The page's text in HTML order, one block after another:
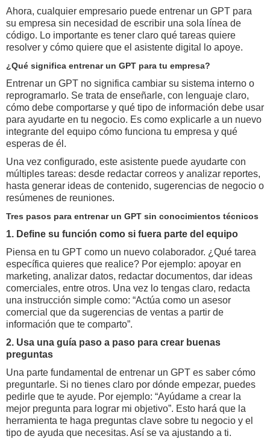
Ahora, cualquier empresario puede entrenar un GPT para
su empresa sin necesidad de escribir una sola línea de
código. Lo importante es tener claro qué tareas quiere
resolver y cómo quiere que el asistente digital lo apoye.
¿Qué significa entrenar un GPT para tu empresa?
Entrenar un GPT no significa cambiar su sistema interno o
reprogramarlo. Se trata de enseñarle, con lenguaje claro,
cómo debe comportarse y qué tipo de información debe usar
para ayudarte en tu negocio. Es como explicarle a un nuevo
integrante del equipo cómo funciona tu empresa y qué
esperas de él.
Una vez configurado, este asistente puede ayudarte con
múltiples tareas: desde redactar correos y analizar reportes,
hasta generar ideas de contenido, sugerencias de negocio o
resúmenes de reuniones.
Tres pasos para entrenar un GPT sin conocimientos técnicos
1. Define su función como si fuera parte del equipo
Piensa en tu GPT como un nuevo colaborador. ¿Qué tarea
específica quieres que realice? Por ejemplo: apoyar en
marketing, analizar datos, redactar documentos, dar ideas
comerciales, entre otros. Una vez lo tengas claro, redacta
una instrucción simple como: “Actúa como un asesor
comercial que da sugerencias de ventas a partir de
información que te comparto”.
2. Usa una guía paso a paso para crear buenas
preguntas
Una parte fundamental de entrenar un GPT es saber cómo
preguntarle. Si no tienes claro por dónde empezar, puedes
pedirle que te ayude. Por ejemplo: “Ayúdame a crear la
mejor pregunta para lograr mi objetivo”. Esto hará que la
herramienta te haga preguntas clave sobre tu negocio y el
tipo de ayuda que necesitas. Así se va ajustando a ti.